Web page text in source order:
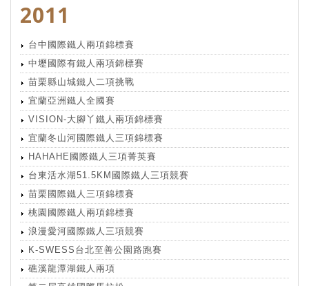
2011
台中國際鐵人兩項錦標賽
中壢國際有鐵人兩項錦標賽
苗栗縣山城鐵人二項挑戰
宜蘭亞洲鐵人全國賽
VISION-大腳丫鐵人兩項錦標賽
宜蘭冬山河國際鐵人三項錦標賽
HAHAHE國際鐵人三項菁英賽
台東活水湖51.5KM國際鐵人三項競賽
苗栗國際鐵人三項錦標賽
桃園國際鐵人兩項錦標賽
浪漫愛河國際鐵人三項競賽
K-SWESS台北至善公園路跑賽
礁溪龍潭湖鐵人兩項